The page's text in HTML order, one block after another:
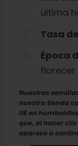
última
Tasa
Época
florecer
Nuestras
nuestra tienda
UE en
que, al hacer
aparece a